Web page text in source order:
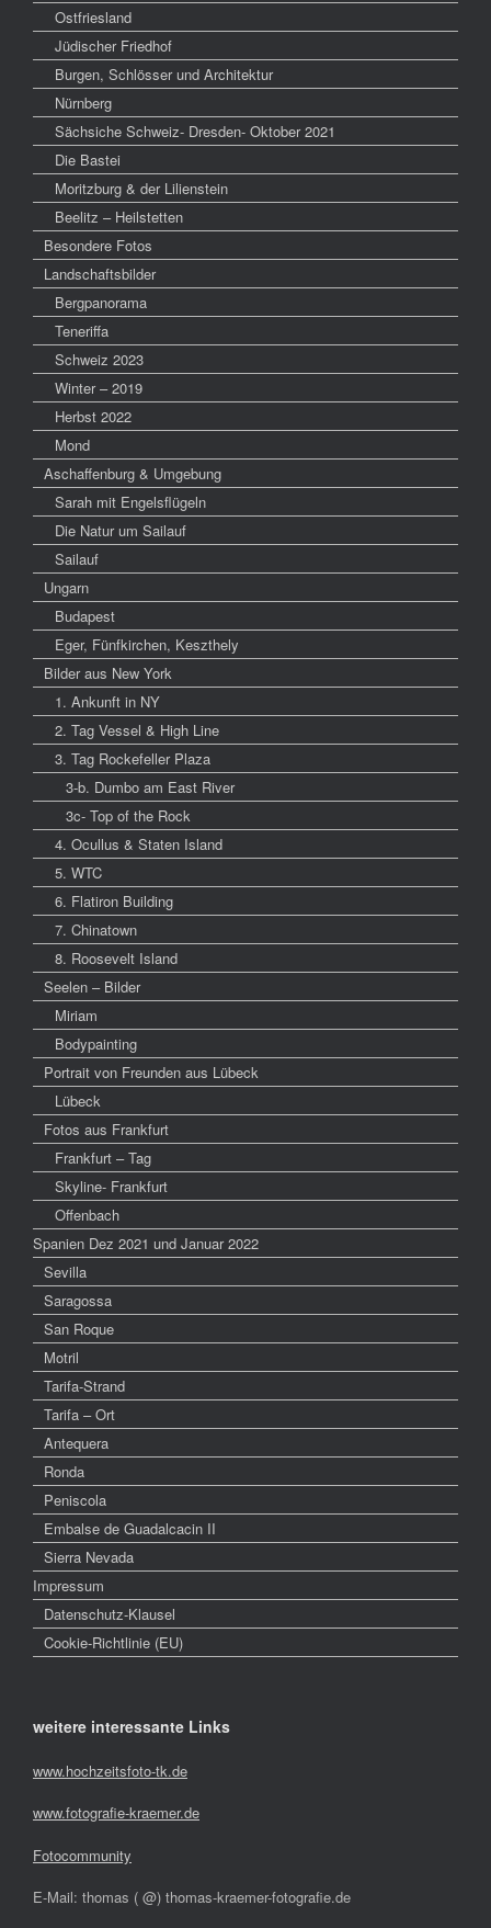
Ostfriesland
Jüdischer Friedhof
Burgen, Schlösser und Architektur
Nürnberg
Sächsiche Schweiz- Dresden- Oktober 2021
Die Bastei
Moritzburg & der Lilienstein
Beelitz – Heilstetten
Besondere Fotos
Landschaftsbilder
Bergpanorama
Teneriffa
Schweiz 2023
Winter – 2019
Herbst 2022
Mond
Aschaffenburg & Umgebung
Sarah mit Engelsflügeln
Die Natur um Sailauf
Sailauf
Ungarn
Budapest
Eger, Fünfkirchen, Keszthely
Bilder aus New York
1. Ankunft in NY
2. Tag Vessel & High Line
3. Tag Rockefeller Plaza
3-b. Dumbo am East River
3c- Top of the Rock
4. Ocullus & Staten Island
5. WTC
6. Flatiron Building
7. Chinatown
8. Roosevelt Island
Seelen – Bilder
Miriam
Bodypainting
Portrait von Freunden aus Lübeck
Lübeck
Fotos aus Frankfurt
Frankfurt – Tag
Skyline- Frankfurt
Offenbach
Spanien Dez 2021 und Januar 2022
Sevilla
Saragossa
San Roque
Motril
Tarifa-Strand
Tarifa – Ort
Antequera
Ronda
Peniscola
Embalse de Guadalcacin II
Sierra Nevada
Impressum
Datenschutz-Klausel
Cookie-Richtlinie (EU)
weitere interessante Links
www.hochzeitsfoto-tk.de
www.fotografie-kraemer.de
Fotocommunity
E-Mail: thomas ( @) thomas-kraemer-fotografie.de